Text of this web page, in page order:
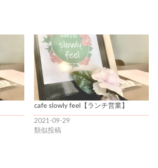
cafe slowly feel【ランチ営業】
2021-09-29
類似投稿